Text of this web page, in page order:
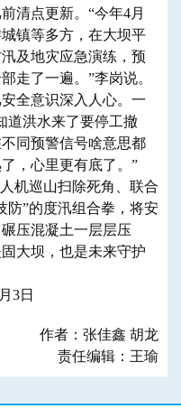
清点更新。“今年4月
镇等多方，在大坝平
及地灾应急演练，预
走了一遍。”李岗说。
全意识深入人心。一
道洪水来了要停工撤
同预警信号啥意思都
，心里更有底了。”
机巡山扫除死角、联合
”的度汛组合拳，将安
压混凝土一层层压
大坝，也是未来守护
3日
作者：张佳鑫 胡龙
责任编辑：王瑜